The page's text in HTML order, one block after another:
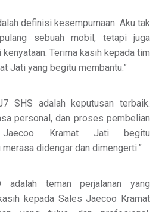
definisi kesempurnaan. Aku tak
sebuah mobil, tetapi juga
Terima kasih kepada tim
Jati yang begitu membantu.”
SHS adalah keputusan terbaik.
personal, dan proses pembelian
Kramat Jati begitu
didengar dan dimengerti.”
adalah teman perjalanan yang
kepada Sales Jaecoo Kramat